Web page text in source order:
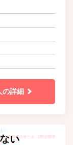
す。
の詳細